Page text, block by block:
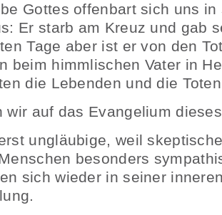
Gottes offenbart sich uns
Er starb am Kreuz und gab
Tage aber ist er von den
beim himmlischen Vater in
die Lebenden und die
wir auf das Evangelium
ungläubige, weil
besonders
sich wieder in seiner